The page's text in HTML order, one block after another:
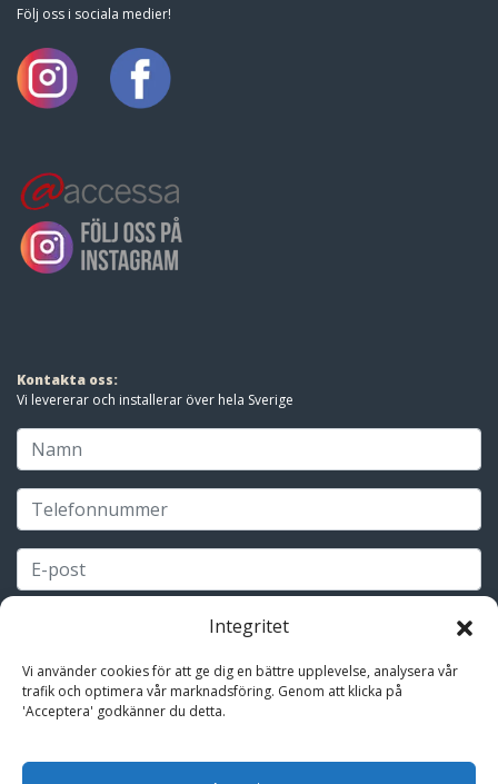
Integritet
Vi använder cookies för att ge dig en bättre upplevelse, analysera vår
trafik och optimera vår marknadsföring. Genom att klicka på
'Acceptera' godkänner du detta.
Följ oss i sociala medier!
Kontakta oss:
Vi levererar och installerar över hela Sverige